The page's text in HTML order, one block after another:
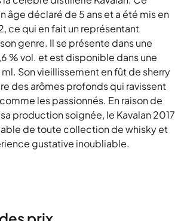
âge déclaré de 5 ans et a été mis en
ce qui en fait un représentant
genre. Il se présente dans une
% vol. et est disponible dans une
Son vieillissement en fût de sherry
des arômes profonds qui ravissent
les passionnés. En raison de
production soignée, le Kavalan 2017
de toute collection de whisky et
gustative inoubliable.